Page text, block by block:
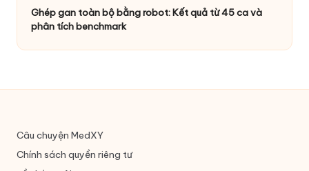
Ghép gan toàn bộ bằng robot: Kết quả từ 45 ca và
phân tích benchmark
Câu chuyện MedXY
Chính sách quyền riêng tư